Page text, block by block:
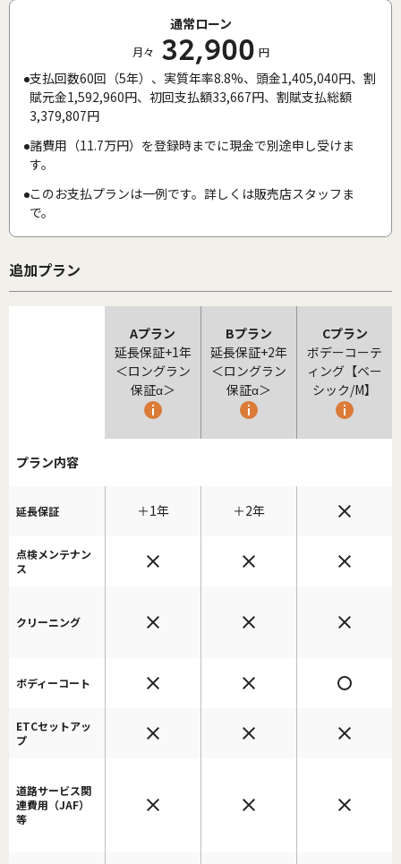
通常ローン
月々 32,900 円
支払回数60回（5年）、実質年率8.8%、頭金1,405,040円、割
賦元金1,592,960円、初回支払額33,667円、割賦支払総額
3,379,807円
諸費用（11.7万円）を登録時までに現金で別途申し受けま
す。
このお支払プランは一例です。詳しくは販売店スタッフま
で。
追加プラン
Aプラン
延長保証+1年
＜ロングラン
保証α＞
Bプラン
延長保証+2年
＜ロングラン
保証α＞
Cプラン
ボデーコーテ
ィング【ベー
シック/M】
プラン内容
延長保証 ＋1年 ＋2年
点検メンテナン
ス
クリーニング
ボディーコート
ETCセットアッ
プ
道路サービス関
連費用（JAF）
等